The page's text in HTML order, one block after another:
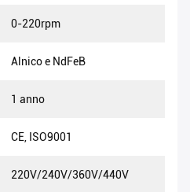
0-220rpm
Alnico e NdFeB
1 anno
CE, ISO9001
220V/240V/360V/440V